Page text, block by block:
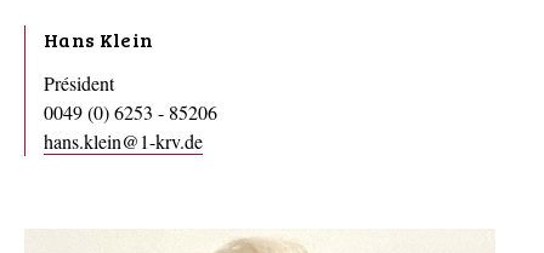
Hans Klein
Président
0049 (0) 6253 - 85206
hans.klein@1-krv.de